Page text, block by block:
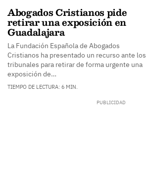
Abogados Cristianos pide
retirar una exposición en
Guadalajara
La Fundación Española de Abogados
Cristianos ha presentado un recurso ante los
tribunales para retirar de forma urgente una
exposición de…
TIEMPO DE LECTURA: 6 MIN.